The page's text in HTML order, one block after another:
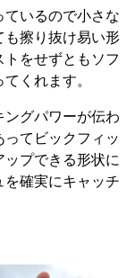
いるので小さな
も擦り抜け易い形
をせずともソフ
くれます。
グパワーが伝わ
てビックフィッ
プできる形状に
確実にキャッチ